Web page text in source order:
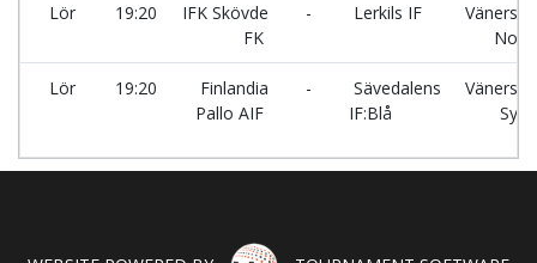
Lör 19:20
IFK Skövde
FK
- Lerkils IF
Nord
Lör 19:20
Finlandia
Pallo AIF
-
Sävedalens
IF:Blå
Syd